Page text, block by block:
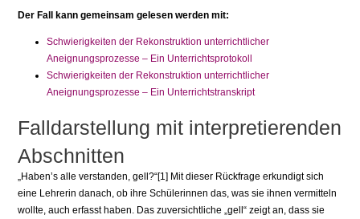
Der Fall kann gemeinsam gelesen werden mit:
Schwierigkeiten der Rekonstruktion unterrichtlicher
Aneignungsprozesse – Ein Unterrichtsprotokoll
Schwierigkeiten der Rekonstruktion unterrichtlicher
Aneignungsprozesse – Ein Unterrichtstranskript
Falldarstellung mit interpretierenden
Abschnitten
„Haben’s alle verstanden, gell?“[1] Mit dieser Rückfrage erkundigt sich
eine Lehrerin danach, ob ihre Schülerinnen das, was sie ihnen vermitteln
wollte, auch erfasst haben. Das zuversichtliche „gell“ zeigt an, dass sie